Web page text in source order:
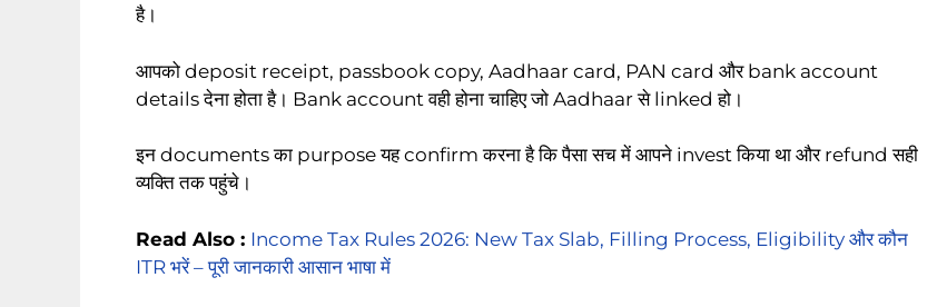
है।
आपको deposit receipt, passbook copy, Aadhaar card, PAN card और bank account
details देना होता है। Bank account वही होना चाहिए जो Aadhaar से linked हो।
इन documents का purpose यह confirm करना है कि पैसा सच में आपने invest किया था और refund सही
व्यक्ति तक पहुंचे।
Read Also : Income Tax Rules 2026: New Tax Slab, Filling Process, Eligibility और कौन
ITR भरें – पूरी जानकारी आसान भाषा में